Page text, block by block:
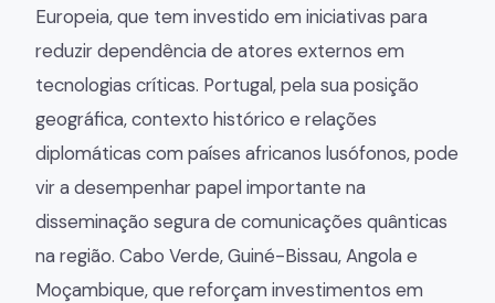
Europeia, que tem investido em iniciativas para
reduzir dependência de atores externos em
tecnologias críticas. Portugal, pela sua posição
geográfica, contexto histórico e relações
diplomáticas com países africanos lusófonos, pode
vir a desempenhar papel importante na
disseminação segura de comunicações quânticas
na região. Cabo Verde, Guiné-Bissau, Angola e
Moçambique, que reforçam investimentos em